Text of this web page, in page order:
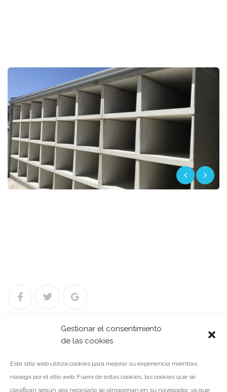
Gestionar el consentimiento
de las cookies
Este sitio web utiliza cookies para mejorar su experiencia mientras
navega por el sitio web. Fuera de estas cookies, las cookies que se
clasifican según sea necesario se almacenan en su navegador, ya que
de
entradas
NOTICIA ANTERIOR